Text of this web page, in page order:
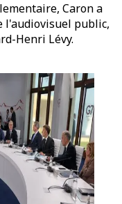
Caron a
l'audiovisuel public,
Henri Lévy.